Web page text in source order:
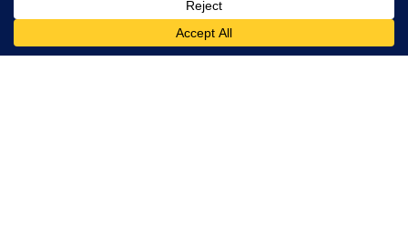
Breaking News
Contests & Promotions